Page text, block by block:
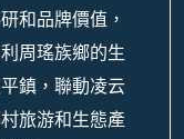
和品牌價值，
周瑤族鄉的生
鎮，聯動凌云
旅游和生態產